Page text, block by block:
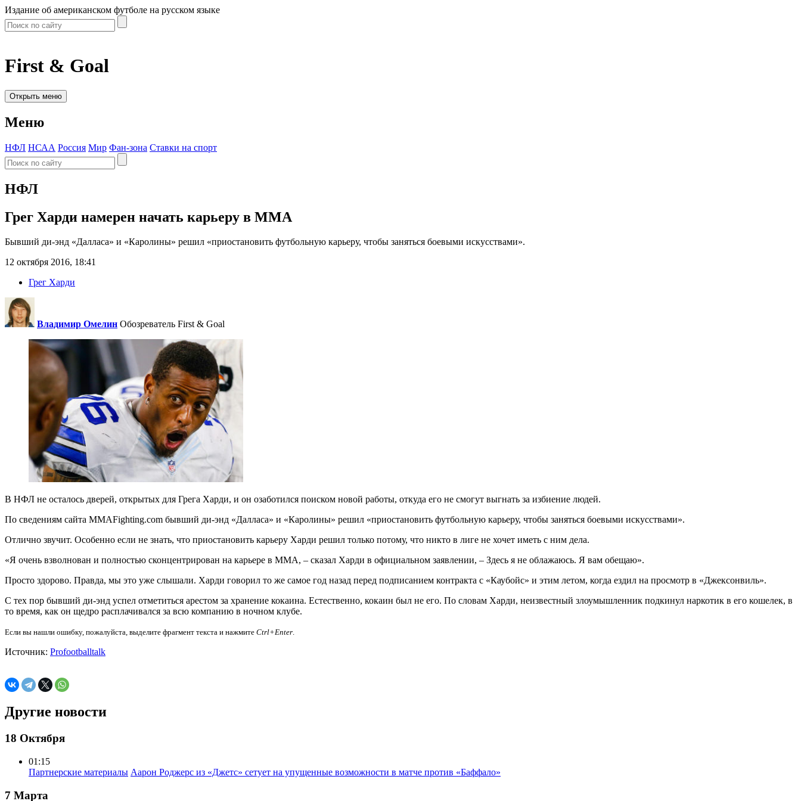
Издание об американском футболе на русском языке
First & Goal
Открыть меню
Меню
НФЛ НСАА Россия Мир Фан-зона Ставки на спорт
НФЛ
Грег Харди намерен начать карьеру в MMA
Бывший ди-энд «Далласа» и «Каролины» решил «приостановить футбольную карьеру, чтобы заняться боевыми искусствами».
12 октября 2016, 18:41
Грег Харди
Владимир Омелин Обозреватель First & Goal
В НФЛ не осталось дверей, открытых для Грега Харди, и он озаботился поиском новой работы, откуда его не смогут выгнать за избиение людей.
По сведениям сайта MMAFighting.com бывший ди-энд «Далласа» и «Каролины» решил «приостановить футбольную карьеру, чтобы заняться боевыми искусствами».
Отлично звучит. Особенно если не знать, что приостановить карьеру Харди решил только потому, что никто в лиге не хочет иметь с ним дела.
«Я очень взволнован и полностью сконцентрирован на карьере в ММА, – сказал Харди в официальном заявлении, – Здесь я не облажаюсь. Я вам обещаю».
Просто здорово. Правда, мы это уже слышали. Харди говорил то же самое год назад перед подписанием контракта с «Каубойс» и этим летом, когда ездил на просмотр в «Джексонвиль».
С тех пор бывший ди-энд успел отметиться арестом за хранение кокаина. Естественно, кокаин был не его. По словам Харди, неизвестный злоумышленник подкинул наркотик в его кошелек, в
то время, как он щедро расплачивался за всю компанию в ночном клубе.
Если вы нашли ошибку, пожалуйста, выделите фрагмент текста и нажмите Ctrl+Enter.
Источник: Profootballtalk
Другие новости
18 Октября
01:15
Партнерские материалы Аарон Роджерс из «Джетс» сетует на упущенные возможности в матче против «Баффало»
7 Марта